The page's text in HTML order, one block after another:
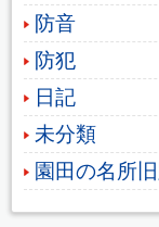
防音
防犯
日記
未分類
園田の名所